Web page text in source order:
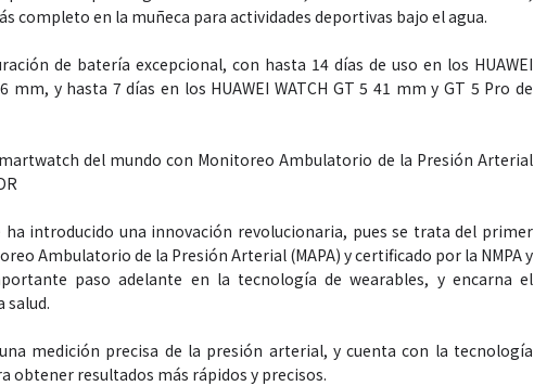
completo en la muñeca para actividades deportivas bajo el agua.
de batería excepcional, con hasta 14 días de uso en los HUAWEI
mm, y hasta 7 días en los HUAWEI WATCH GT 5 41 mm y GT 5 Pro de
del mundo con Monitoreo Ambulatorio de la Presión Arterial
ha introducido una innovación revolucionaria, pues se trata del primer
Ambulatorio de la Presión Arterial (MAPA) y certificado por la NMPA y
paso adelante en la tecnología de wearables, y encarna el
salud.
medición precisa de la presión arterial, y cuenta con la tecnología
obtener resultados más rápidos y precisos.
transforma la tradición en un
espectáculo para todos
su próximo
de estudio